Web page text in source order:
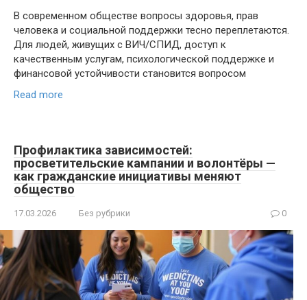
В современном обществе вопросы здоровья, прав
человека и социальной поддержки тесно переплетаются.
Для людей, живущих с ВИЧ/СПИД, доступ к
качественным услугам, психологической поддержке и
финансовой устойчивости становится вопросом
Read more
Профилактика зависимостей:
просветительские кампании и волонтёры —
как гражданские инициативы меняют
общество
17.03.2026 Без рубрики 0